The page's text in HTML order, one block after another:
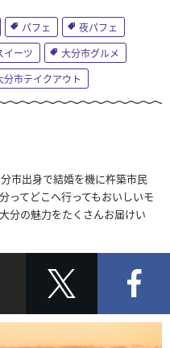
パフェ
夜パフェ
イーツ
大分市グルメ
分市テイクアウト
市出身で結婚を機に杵築市民
ってどこへ行ってもおいしいモ
分の魅力をたくさんお届けい